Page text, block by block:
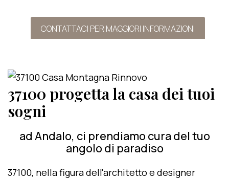
CONTATTACI PER MAGGIORI INFORMAZIONI
37100 progetta la casa dei tuoi
sogni
ad Andalo, ci prendiamo cura del tuo
angolo di paradiso
37100, nella figura dell'architetto e designer